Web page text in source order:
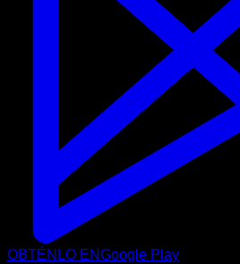
OBTÉNLO ENGoogle Play